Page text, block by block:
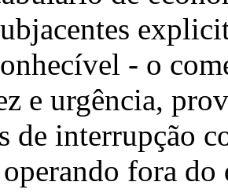
- o
e urgência,
de interrupção
fora